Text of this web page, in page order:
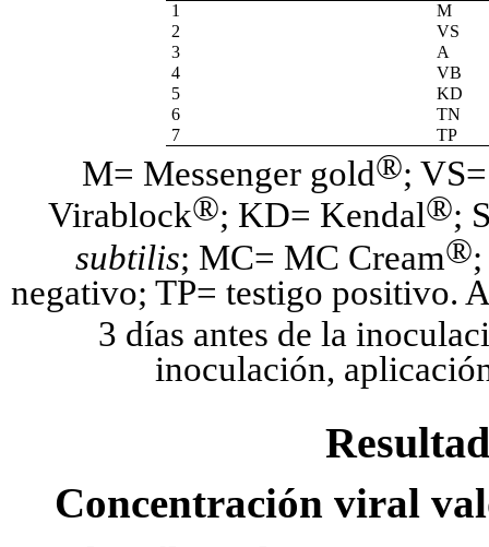
1
M
2
VS
3
A
4
VB
5
KD
6
TN
7
TP
M= Messenger gold®;
Virablock®; KD= Kendal®;
subtilis; MC= MC Cream®
negativo; TP= testigo positivo.
3 días antes de la
inoculación,
Concentración viral